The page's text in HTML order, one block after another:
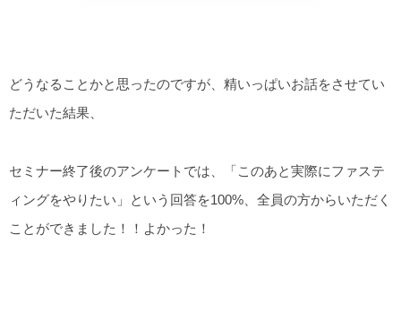
どうなることかと思ったのですが、精いっぱいお話をさせてい
ただいた結果、
セミナー終了後のアンケートでは、「このあと実際にファステ
ィングをやりたい」という回答を100%、全員の方からいただく
ことができました！！よかった！